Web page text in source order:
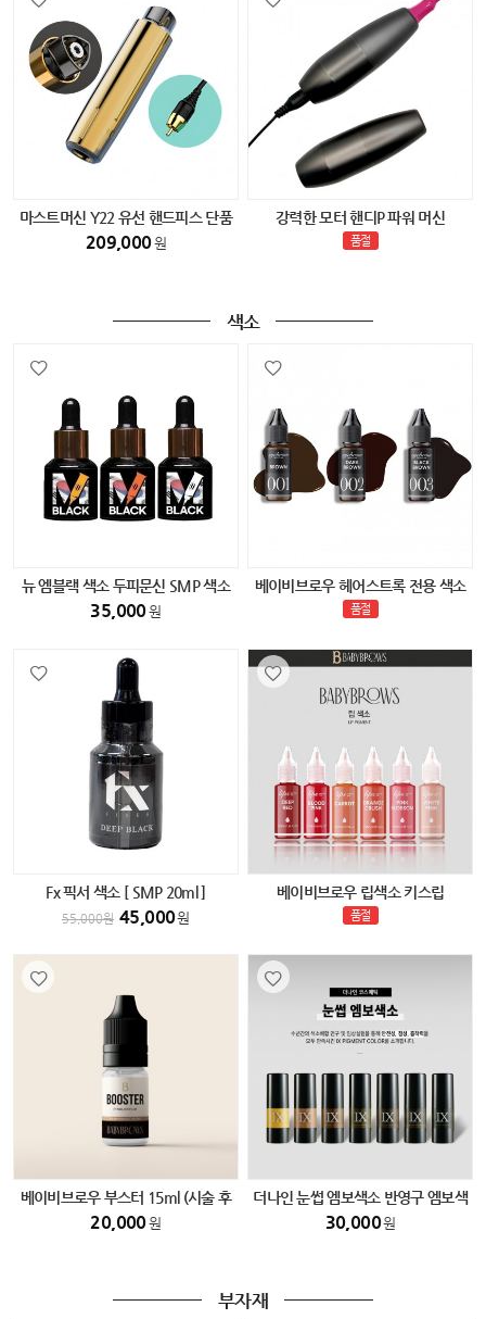
마스트머신 Y22 유선 핸드피스 단품
209,000원
강력한 모터 핸디P 파워 머신
품절
색소
뉴 엠블랙 색소 두피문신 SMP 색소
(다크블랙) 15ml
35,000원
베이비브로우 헤어스트록 전용 색소
품절
Fx 픽서 색소 [ SMP 20ml ]
55,000원 45,000원
베이비브로우 립색소 키스립
품절
베이비브로우 부스터 15ml (시술 후
필수 색소)
20,000원
더나인 눈썹 엠보색소 반영구 엠보색
소
30,000원
부자재